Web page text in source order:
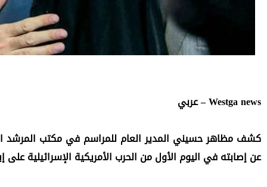
Westga news – عربي
عن إصابته في اليوم الأول من الحرب الأمريكية الإسرائيلية على